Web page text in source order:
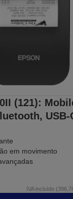
(121):
USB-
em movimento
IVA incluído